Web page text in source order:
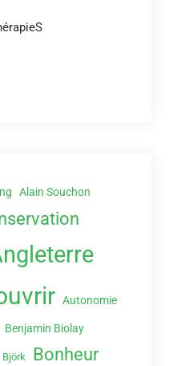
Alain Souchon
Autonomie
Benjamin Biolay
Björk Bonheur